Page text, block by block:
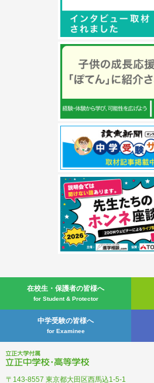
在校生・ 保護者の皆様へ
for Student & Protector
中学受験の皆様へ
for Examinee
〒143-8557 東京都大田区西馬込1-5-1